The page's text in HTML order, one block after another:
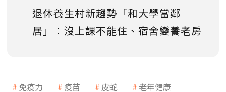
退休養生村新趨勢「和大學當鄰
居」：沒上課不能住、宿舍變養老房
免疫力 疫苗 皮蛇 老年健康